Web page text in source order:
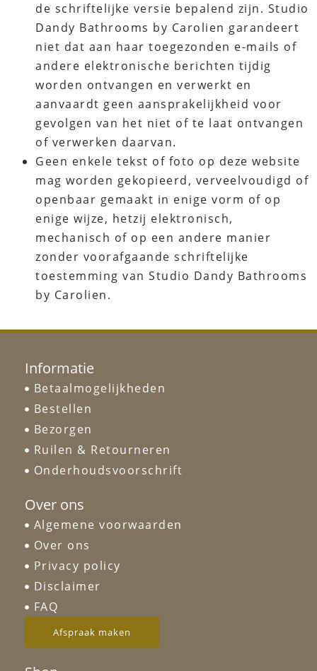
de schriftelijke versie bepalend zijn. Studio
Dandy Bathrooms by Carolien garandeert
niet dat aan haar toegezonden e-mails of
andere elektronische berichten tijdig
worden ontvangen en verwerkt en
aanvaardt geen aansprakelijkheid voor
gevolgen van het niet of te laat ontvangen
of verwerken daarvan.
Geen enkele tekst of foto op deze website
mag worden gekopieerd, verveelvoudigd of
openbaar gemaakt in enige vorm of op
enige wijze, hetzij elektronisch,
mechanisch of op een andere manier
zonder voorafgaande schriftelijke
toestemming van Studio Dandy Bathrooms
by Carolien.
Informatie
Betaalmogelijkheden
Bestellen
Bezorgen
Ruilen & Retourneren
Onderhoudsvoorschrift
Over ons
Algemene voorwaarden
Over ons
Privacy policy
Disclaimer
FAQ
Afspraak maken